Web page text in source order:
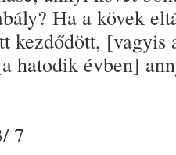
Ha a kövek
kezdődött,
hatodik évben]
7